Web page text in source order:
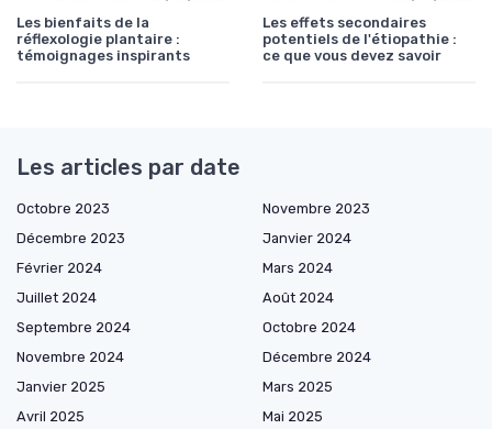
Les bienfaits de la
réflexologie plantaire :
témoignages inspirants
Les effets secondaires
potentiels de l'étiopathie :
ce que vous devez savoir
Les articles par date
Octobre 2023
Novembre 2023
Décembre 2023
Janvier 2024
Février 2024
Mars 2024
Juillet 2024
Août 2024
Septembre 2024
Octobre 2024
Novembre 2024
Décembre 2024
Janvier 2025
Mars 2025
Avril 2025
Mai 2025